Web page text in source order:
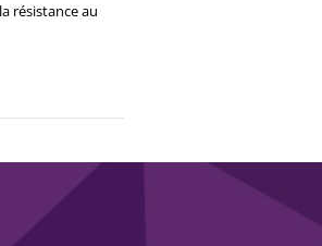
résistance au